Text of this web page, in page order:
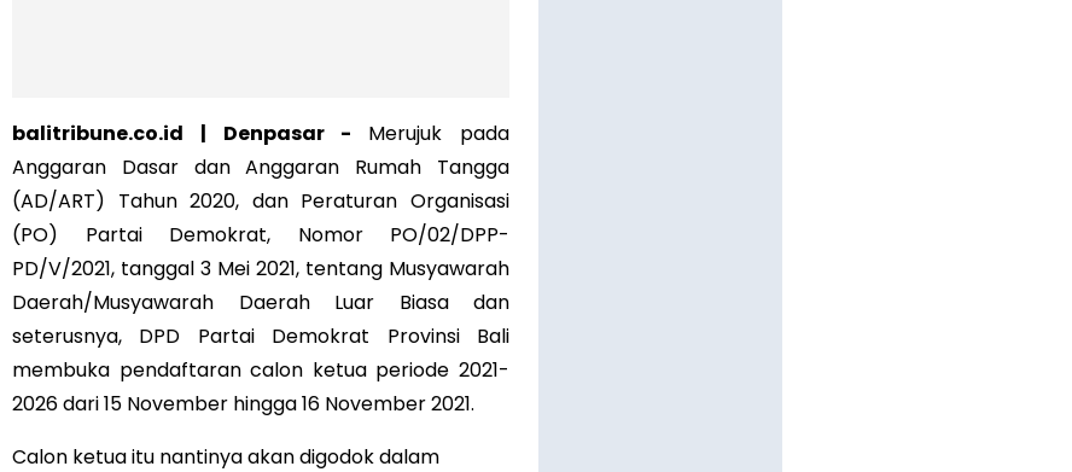
balitribune.co.id | Denpasar - Merujuk pada
Anggaran Dasar dan Anggaran Rumah Tangga
(AD/ART) Tahun 2020, dan Peraturan Organisasi
(PO) Partai Demokrat, Nomor PO/02/DPP-
PD/V/2021, tanggal 3 Mei 2021, tentang Musyawarah
Daerah/Musyawarah Daerah Luar Biasa dan
seterusnya, DPD Partai Demokrat Provinsi Bali
membuka pendaftaran calon ketua periode 2021-
2026 dari 15 November hingga 16 November 2021.
Calon ketua itu nantinya akan digodok dalam